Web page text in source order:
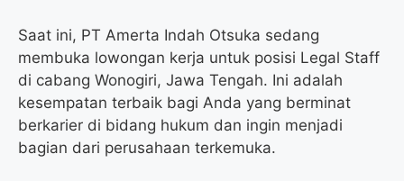
Saat ini, PT Amerta Indah Otsuka sedang
membuka lowongan kerja untuk posisi Legal Staff
di cabang Wonogiri, Jawa Tengah. Ini adalah
kesempatan terbaik bagi Anda yang berminat
berkarier di bidang hukum dan ingin menjadi
bagian dari perusahaan terkemuka.